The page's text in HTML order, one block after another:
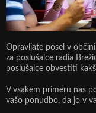
Opravljate posel v
za poslušalce radia
poslušalce obvestiti
V vsakem primeru nas
vašo ponudbo, da jo v